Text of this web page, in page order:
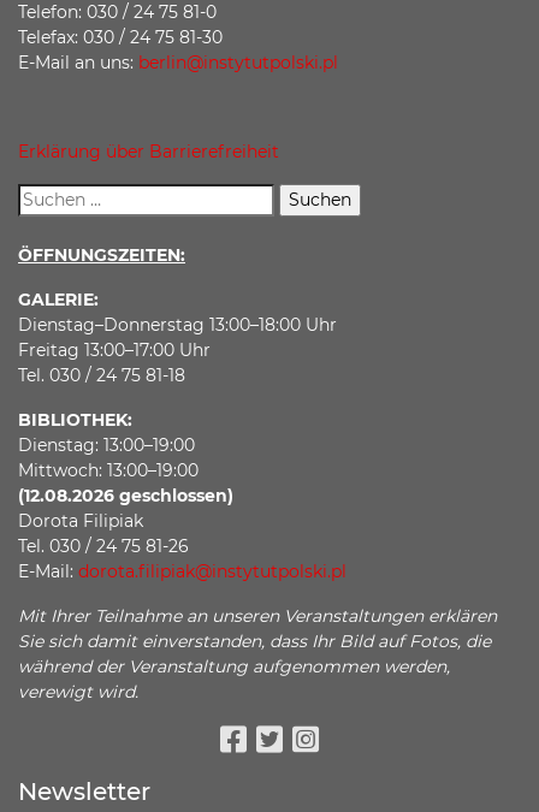
Telefon: 030 / 24 75 81-0
Telefax: 030 / 24 75 81-30
E-Mail an uns: berlin@instytutpolski.pl
Erklärung über Barrierefreiheit
ÖFFNUNGSZEITEN:
GALERIE:
Dienstag–Donnerstag 13:00–18:00 Uhr
Freitag 13:00–17:00 Uhr
Tel. 030 / 24 75 81-18
BIBLIOTHEK:
Dienstag: 13:00–19:00
Mittwoch: 13:00–19:00
(12.08.2026 geschlossen)
Dorota Filipiak
Tel. 030 / 24 75 81-26
E-Mail: dorota.filipiak@instytutpolski.pl
Mit Ihrer Teilnahme an unseren Veranstaltungen erklären
Sie sich damit einverstanden, dass Ihr Bild auf Fotos, die
während der Veranstaltung aufgenommen werden,
verewigt wird.
Newsletter